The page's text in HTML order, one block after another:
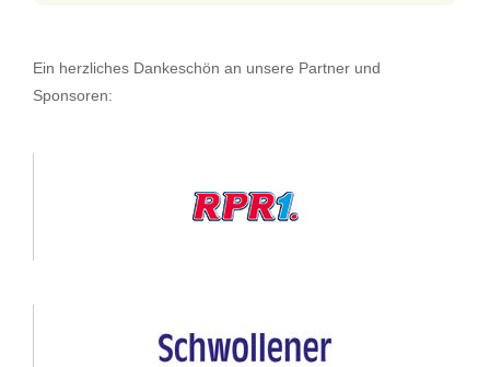
Ein herzliches Dankeschön an unsere Partner und
Sponsoren: